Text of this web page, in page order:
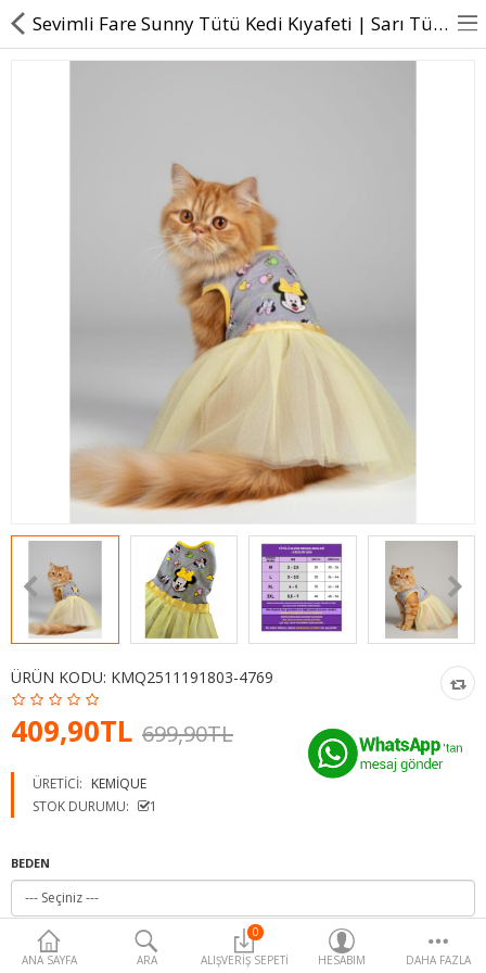
Karşılaştır A. Listem (0)
Para Birimi
ANA SAYFA ARA
0
ALIŞVERIŞ SEPETI
HESABIM DAHA FAZLA
Sevimli Fare Sunny Tütü Kedi Kıyafeti | Sarı Tütülü Elbise | Kediler İçin
ÜRÜN KODU: KMQ2511191803-4769
409,90TL 699,90TL
ÜRETICI: KEMIQUE
STOK DURUMU:
1
BEDEN